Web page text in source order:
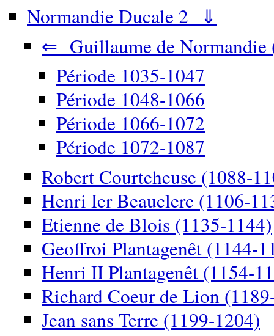
Normandie Ducale 2 ⇓
⇐ Guillaume de Normandie
Période 1035-1047
Période 1048-1066
Période 1066-1072
Période 1072-1087
Robert Courteheuse (1088-
Henri Ier Beauclerc (1106-
Etienne de Blois (1135-1144)
Geoffroi Plantagenêt (1144-
Henri II Plantagenêt (1154-
Richard Coeur de Lion
Jean sans Terre (1199-1204)